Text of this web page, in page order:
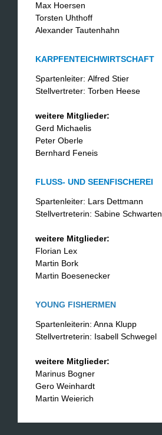
​Max Hoersen
Torsten Uhthoff
Alexander Tautenhahn
KARPFENTEICHWIRTSCHAFT
Spartenleiter: Alfred Stier
Stellvertreter: Torben Heese
weitere Mitglieder:
Gerd Michaelis
Peter Oberle
Bernhard Feneis
FLUSS- UND SEENFISCHEREI
Spartenleiter: Lars Dettmann
Stellvertreterin: Sabine Schwarten
weitere Mitglieder:
Florian Lex
Martin Bork
Martin Boesenecker
YOUNG FISHERMEN
Spartenleiterin: Anna Klupp
Stellvertreterin: Isabell Schwegel
weitere Mitglieder:
Marinus Bogner
Gero Weinhardt
Martin Weierich